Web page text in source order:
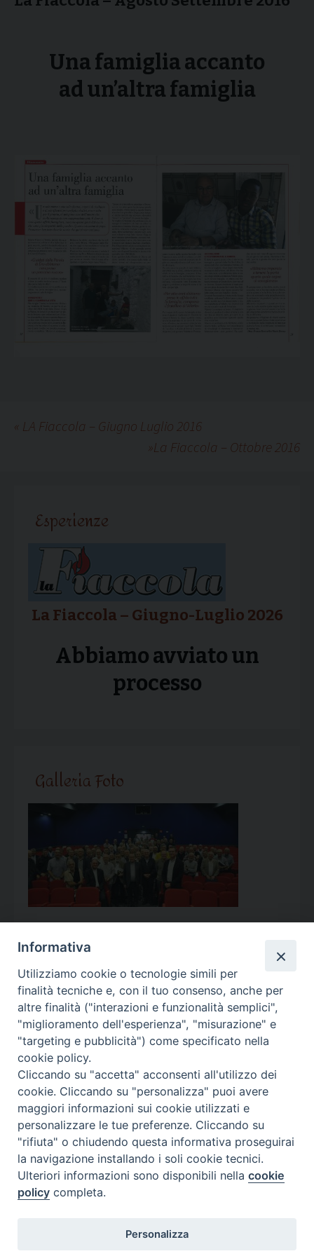
Una famiglia accanto
ad un’altra famiglia
« LA Fiaccola – Giugno Luglio 2016
La Fiaccola – Ottobre 2016
»
Esperienze
La Fiaccola – Giugno-Luglio 2026
Abbiamo avviato un
processo
Galleria Foto
Calendario Appuntamenti
<< Ago 2026 >>
l m m g v s
d
28
3
4 5 6 7 8
9
10
11 12 13 14 15
17
18 19 21
24 25 26 27 28 29 30
31 1
Informativa
Utilizziamo cookie o tecnologie simili per
finalità tecniche e, con il tuo consenso, anche per
altre finalità ("interazioni e funzionalità semplici",
"miglioramento dell'esperienza", "misurazione" e
"targeting e pubblicità") come specificato nella
cookie policy.
Cliccando su "accetta" acconsenti all'utilizzo dei
cookie. Cliccando su "personalizza" puoi avere
maggiori informazioni sui cookie utilizzati e
personalizzare le tue preferenze. Cliccando su
"rifiuta" o chiudendo questa informativa proseguirai
la navigazione installando i soli cookie tecnici.
Ulteriori informazioni sono disponibili nellacookie
policy completa.
Personalizza